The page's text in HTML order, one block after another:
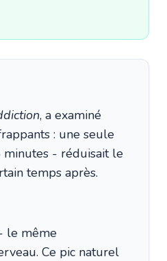
, a examiné
: une seule
minutes - réduisait le
temps après.
le même
Ce pic naturel